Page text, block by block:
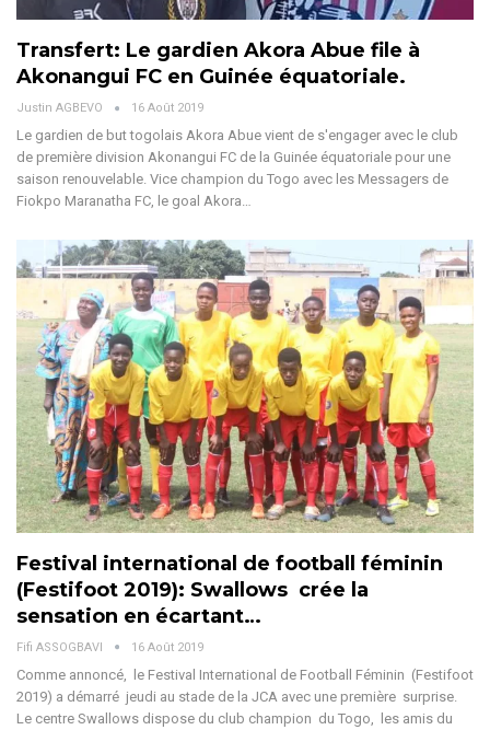
Transfert: Le gardien Akora Abue file à
Akonangui FC en Guinée équatoriale.
Justin AGBEVO 16 Août 2019
Le gardien de but togolais Akora Abue vient de s'engager avec le club
de première division Akonangui FC de la Guinée équatoriale pour une
saison renouvelable. Vice champion du Togo avec les Messagers de
Fiokpo Maranatha FC, le goal Akora…
Festival international de football féminin
(Festifoot 2019): Swallows crée la
sensation en écartant…
Fifi ASSOGBAVI 16 Août 2019
Comme annoncé, le Festival International de Football Féminin (Festifoot
2019) a démarré jeudi au stade de la JCA avec une première surprise.
Le centre Swallows dispose du club champion du Togo, les amis du